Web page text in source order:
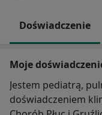
Doświadczenie
Moje
Jestem pediatrą,
doświadczeniem